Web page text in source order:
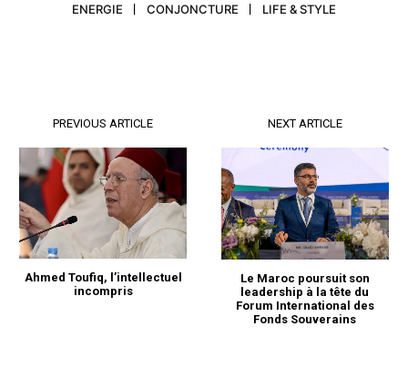
ENERGIE
CONJONCTURE LIFE & STYLE
PREVIOUS ARTICLE
Ahmed Toufiq, l’intellectuel
incompris
NEXT ARTICLE
Le Maroc poursuit son
leadership à la tête du
Forum International des
Fonds Souverains